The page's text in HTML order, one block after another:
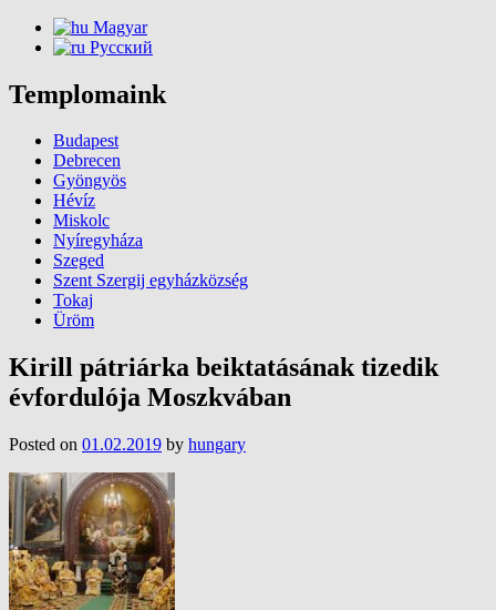
Magyar
Русский
Templomaink
Budapest
Debrecen
Gyöngyös
Hévíz
Miskolc
Nyíregyháza
Szeged
Szent Szergij egyházközség
Tokaj
Üröm
Kirill pátriárka beiktatásának tizedik
évfordulója Moszkvában
Posted on 01.02.2019 by hungary